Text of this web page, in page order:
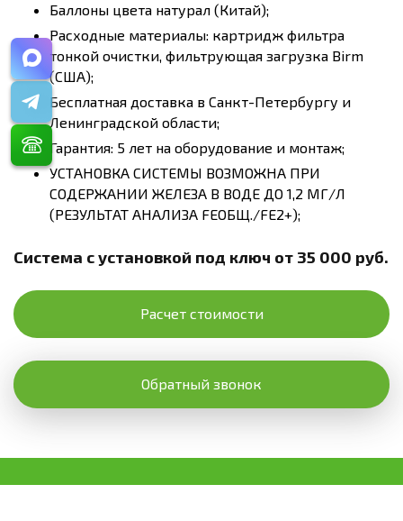
Баллоны цвета натурал (Китай);
Расходные материалы: картридж фильтра
тонкой очистки, фильтрующая загрузка Birm
(США);
Бесплатная доставка в Санкт-Петербургу и
Ленинградской области;
Гарантия: 5 лет на оборудование и монтаж;
УСТАНОВКА СИСТЕМЫ ВОЗМОЖНА ПРИ
СОДЕРЖАНИИ ЖЕЛЕЗА В ВОДЕ ДО 1,2 МГ/Л
(РЕЗУЛЬТАТ АНАЛИЗА FEОБЩ./FE2+);
Система с установкой под ключ от 35 000 руб.
Расчет стоимости
Обратный звонок